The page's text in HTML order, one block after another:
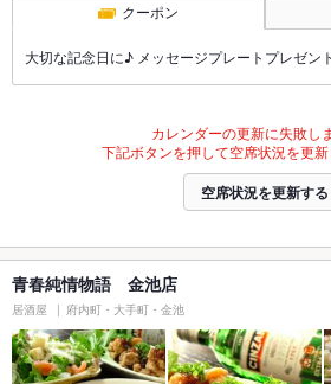
クーポン
大切な記念日に♪ メッセージプレートプレゼント
カレンダーの更新に失敗し
下記ボタンを押して空席状況を更新
空席状況を更新する
青春純情物語 金池店
居酒屋 府内町・大手町・金池